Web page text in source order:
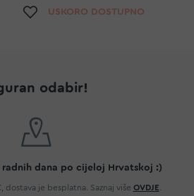
Dodaj na listu želja
USKORO DOSTUPNO
odabir!
radnih dana po cijeloj Hrvatskoj :)
dostava je besplatna. Saznaj više OVDJE